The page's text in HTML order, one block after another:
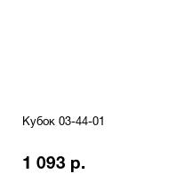
Кубок 03-44-01
1 093 р.